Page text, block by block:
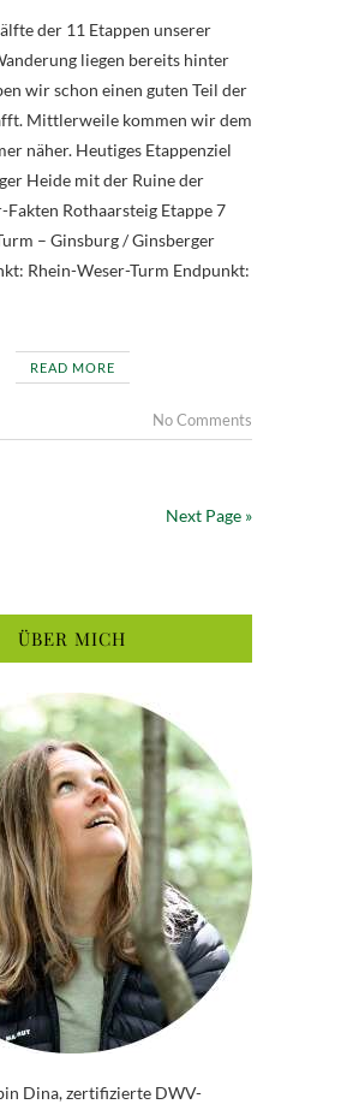
der 11 Etappen unserer
liegen bereits hinter
wir schon einen guten Teil der
Mittlerweile kommen wir dem
näher. Heutiges Etappenziel
Heide mit der Ruine der
Fakten Rothaarsteig Etappe 7
– Ginsburg / Ginsberger
Rhein-Weser-Turm Endpunkt:
READ MORE
No Comments
Next Page »
ÜBER MICH
Dina, zertifizierte DWV-